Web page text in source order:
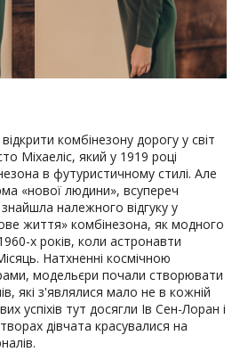
комбінезону дорогу у світ
Міхаеліс, який у 1919 році
в футуристичному стилі. Але
«нової людини», всупереч
належного відгуку у
життя» комбінезона, як модного
х років, коли астронавти
Натхненні космічною
модельєри почали створювати
які з'являлися мало не в кожній
успіхів тут досягли Ів Сен-Лоран і
дівчата красувалися на